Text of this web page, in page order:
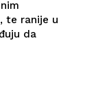
te ranije u
da